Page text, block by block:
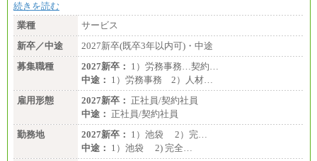
続きを読む
業種
サービス
新卒／中途
2027新卒(既卒3年以内可)・中途
募集職種
2027新卒： 1）労務事務…契約…
中途： 1）労務事務 2）人材…
雇用形態
2027新卒： 正社員/契約社員
中途： 正社員/契約社員
勤務地
2027新卒： 1）池袋 2）完…
中途： 1）池袋 2) 完全…